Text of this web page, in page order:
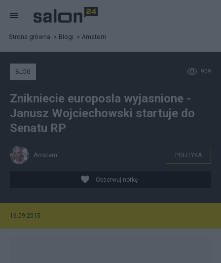
Strona główna Blogi Amstern
909
BLOG
Znikniecie europosla wyjasnione -
Janusz Wojciechowski startuje do
Senatu RP
Amstern POLITYKA
Obserwuj notkę
16.09.2015